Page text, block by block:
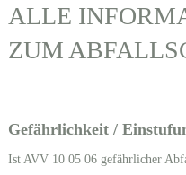
ALLE
ZUM
Gefährlichkeit /
Ist AVV 10 05 06 gefährlicher